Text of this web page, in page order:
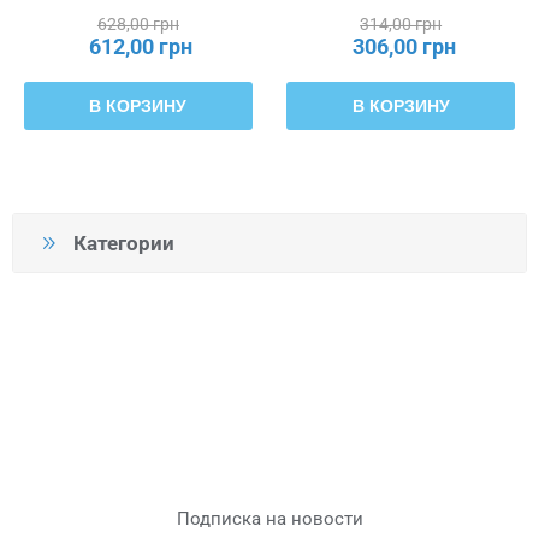
Категории
628,00 грн
612,00 грн
В КОРЗИНУ
314,00 грн
306,00 грн
В КОРЗИНУ
Подписка на новости